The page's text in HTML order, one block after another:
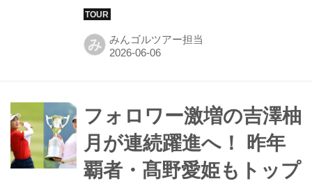
優勝が生まれる舞台として定着してい
る。強豪不在の今大会、初日は首位か
ら2打差に32人がひしめく大混戦。首
幕を開けた。あと一歩ツアー初優勝に
届かずにいた、4名の熱き2日目の戦い
を追う。
み みんゴルツアー担当
フォロワー激増の吉澤柚
月が連続躍進へ！ 昨年
覇者・髙野愛姫もトップ